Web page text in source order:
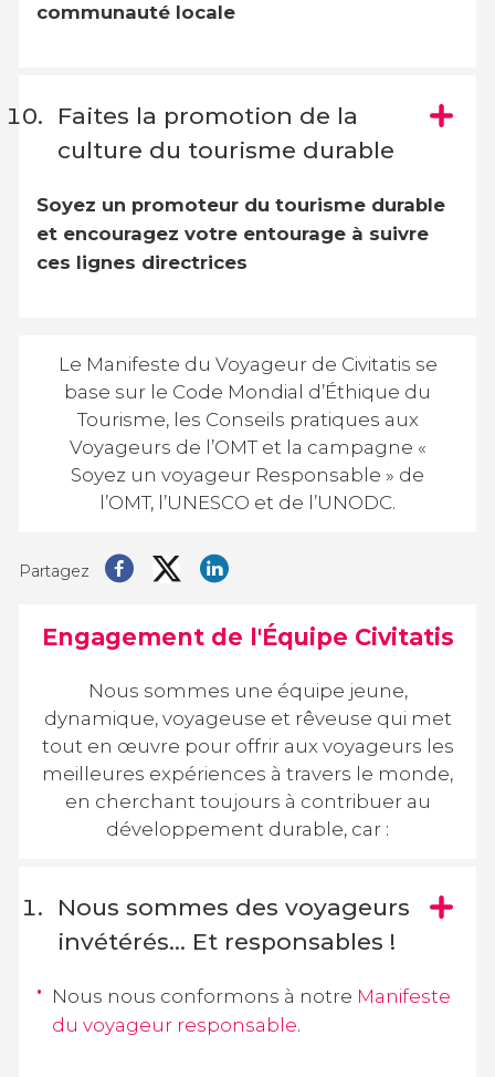
communauté locale
Faites la promotion de la
culture du tourisme durable
Soyez un promoteur du tourisme durable
et encouragez votre entourage à suivre
ces lignes directrices
Le Manifeste du Voyageur de Civitatis se
base sur le Code Mondial d’Éthique du
Tourisme, les Conseils pratiques aux
Voyageurs de l’OMT et la campagne «
Soyez un voyageur Responsable » de
l’OMT, l’UNESCO et de l’UNODC.
Partagez
Engagement de l'Équipe Civitatis
Nous sommes une équipe jeune,
dynamique, voyageuse et rêveuse qui met
tout en œuvre pour offrir aux voyageurs les
meilleures expériences à travers le monde,
en cherchant toujours à contribuer au
développement durable, car :
Nous sommes des voyageurs
invétérés... Et responsables !
Nous nous conformons à notre Manifeste
du voyageur responsable.